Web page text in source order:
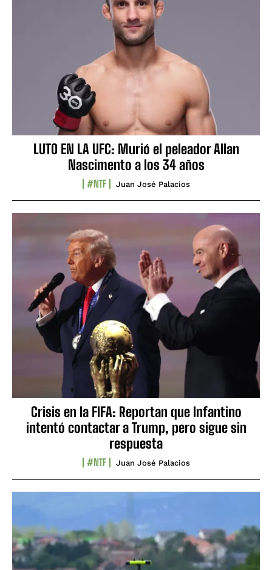
LUTO EN LA UFC: Murió el peleador Allan
Nascimento a los 34 años
#NTF Juan José Palacios
Crisis en la FIFA: Reportan que Infantino
intentó contactar a Trump, pero sigue sin
respuesta
#NTF Juan José Palacios